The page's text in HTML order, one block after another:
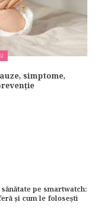
simptome,
pe smartwatch:
și cum le folosești